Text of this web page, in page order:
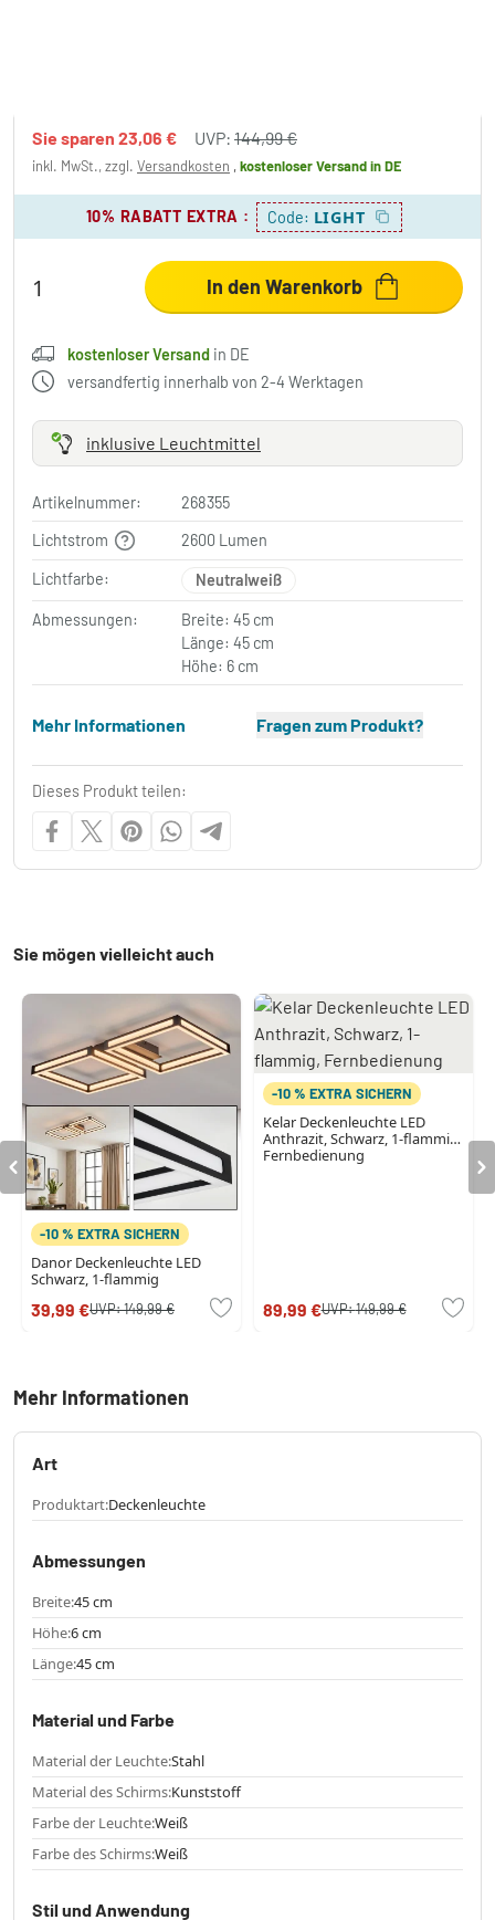
Sie sparen 23,06 € UVP: 144,99 €
inkl. MwSt., zzgl. Versandkosten ,kostenloser Versandin DE
10% RABATT EXTRA : Code: LIGHT
In den Warenkorb
kostenloser Versand in DE
versandfertig innerhalb von 2-4 Werktagen
inklusive Leuchtmittel
Artikelnummer:
268355
Lichtstrom
2600 Lumen
Lichtfarbe: Neutralweiß
Abmessungen:
Breite: 45 cm
Länge: 45 cm
Höhe: 6 cm
Mehr Informationen Fragen zum Produkt?
Dieses Produkt teilen:
Sie mögen vielleicht auch
-10 % EXTRA SICHERN
Danor Deckenleuchte LED
Schwarz, 1-flammig
39,99 €UVP:149,99 €
-10 % EXTRA SICHERN
Kelar Deckenleuchte LED
Anthrazit, Schwarz, 1-flammig,
Fernbedienung
89,99 €UVP:149,99 €
Mehr Informationen
Art
Produktart:Deckenleuchte
Abmessungen
Breite:45 cm
Höhe:6 cm
Länge:45 cm
Material und Farbe
Material der Leuchte:Stahl
Material des Schirms:Kunststoff
Farbe der Leuchte:Weiß
Farbe des Schirms:Weiß
Stil und Anwendung